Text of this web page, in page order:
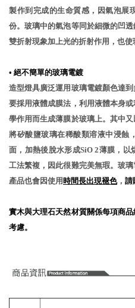
製作到完成的生命質感，因氣泡展
份。玻璃中的氣泡等同於細微的凹
雙折射現象加上光的折射作用，也使
• 絕不簡單的玻璃電鍍
造型燈具廣泛運用玻璃電鍍顏色達
要採用液體成膜法，利用液體本身
學作用而生成薄膜於玻璃上。其中
將矽酸鹽玻璃在稀酸類溶液中浸蝕
面，加熱後脫水形成SiO 2薄膜，以
工法繁複，因此很難完美無瑕。玻
產品也會因使用時間長出現褪色， 請
實木與大理石天然材質關係每項商
考慮。